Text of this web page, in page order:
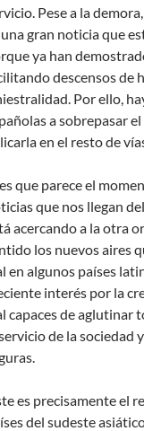
Pese a la
una gran noticia que
ya han
descensos de
Por ello,
a sobrepasar
en el resto de
que parece el
que nos llegan
acercando a la otra
los nuevos aires
en algunos países
interés por la
capaces de aglutinar
de la sociedad
es precisamente el
del sudeste